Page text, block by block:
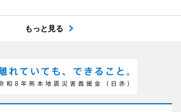
もっと見る